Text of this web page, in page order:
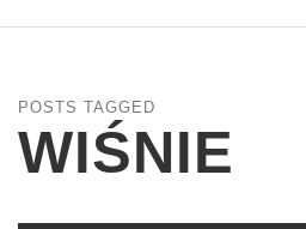
POSTS TAGGED
WIŚNIE